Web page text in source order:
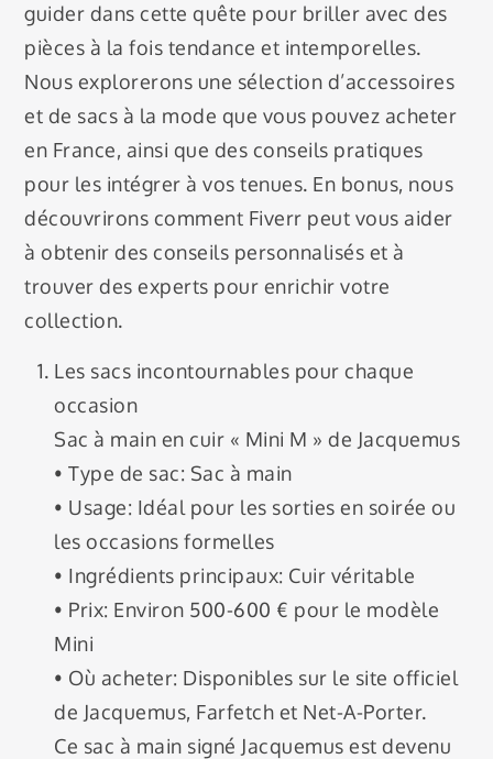
guider dans cette quête pour briller avec des
pièces à la fois tendance et intemporelles.
Nous explorerons une sélection d’accessoires
et de sacs à la mode que vous pouvez acheter
en France, ainsi que des conseils pratiques
pour les intégrer à vos tenues. En bonus, nous
découvrirons comment Fiverr peut vous aider
à obtenir des conseils personnalisés et à
trouver des experts pour enrichir votre
collection.
Les sacs incontournables pour chaque
occasion
Sac à main en cuir « Mini M » de Jacquemus
• Type de sac: Sac à main
• Usage: Idéal pour les sorties en soirée ou
les occasions formelles
• Ingrédients principaux: Cuir véritable
• Prix: Environ 500-600 € pour le modèle
Mini
• Où acheter: Disponibles sur le site officiel
de Jacquemus, Farfetch et Net-A-Porter.
Ce sac à main signé Jacquemus est devenu